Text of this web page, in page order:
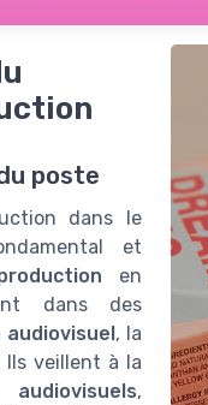
poste
dans le
et
en
dans des
audiovisuel , la
Ils veillent à la
audiovisuels,